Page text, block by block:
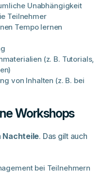
Unabhängigkeit
Teilnehmer
Tempo lernen
(z. B. Tutorials,
von Inhalten (z. B. bei
Workshops
Nachteile. Das gilt auch
bei Teilnehmern